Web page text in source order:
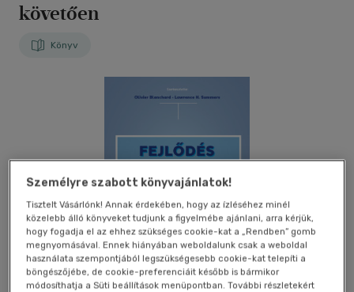
követően
Könyv
Személyre szabott könyvajánlatok!
Tisztelt Vásárlónk! Annak érdekében, hogy az ízléséhez minél
közelebb álló könyveket tudjunk a figyelmébe ajánlani, arra kérjük,
hogy fogadja el az ehhez szükséges cookie-kat a „Rendben” gomb
megnyomásával. Ennek hiányában weboldalunk csak a weboldal
használata szempontjából legszükségesebb cookie-kat telepíti a
böngészőjébe, de cookie-preferenciáit később is bármikor
módosíthatja a Süti beállítások menüpontban. További részletekért